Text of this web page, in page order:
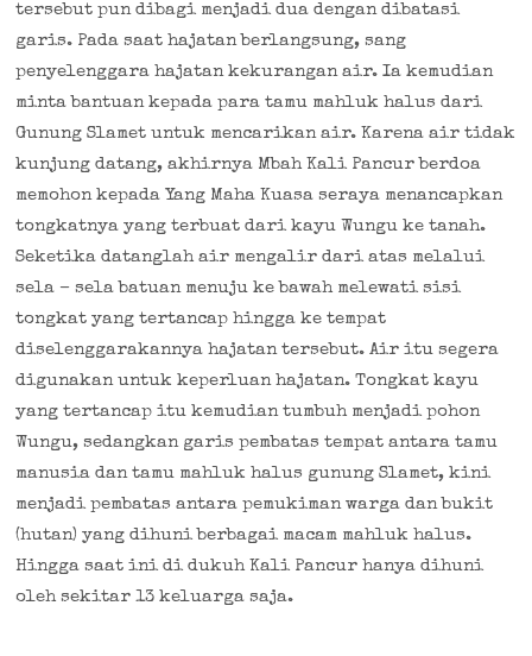
tersebut pun dibagi menjadi dua dengan dibatasi
garis. Pada saat hajatan berlangsung, sang
penyelenggara hajatan kekurangan air. Ia kemudian
minta bantuan kepada para tamu mahluk halus dari
Gunung Slamet untuk mencarikan air. Karena air tidak
kunjung datang, akhirnya Mbah Kali Pancur berdoa
memohon kepada Yang Maha Kuasa seraya menancapkan
tongkatnya yang terbuat dari kayu Wungu ke tanah.
Seketika datanglah air mengalir dari atas melalui
sela – sela batuan menuju ke bawah melewati sisi
tongkat yang tertancap hingga ke tempat
diselenggarakannya hajatan tersebut. Air itu segera
digunakan untuk keperluan hajatan. Tongkat kayu
yang tertancap itu kemudian tumbuh menjadi pohon
Wungu, sedangkan garis pembatas tempat antara tamu
manusia dan tamu mahluk halus gunung Slamet, kini
menjadi pembatas antara pemukiman warga dan bukit
(hutan) yang dihuni berbagai macam mahluk halus.
Hingga saat ini di dukuh Kali Pancur hanya dihuni
oleh sekitar 13 keluarga saja.